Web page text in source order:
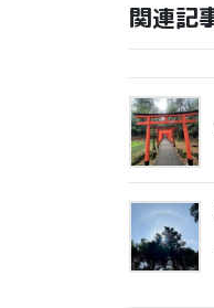
関連記